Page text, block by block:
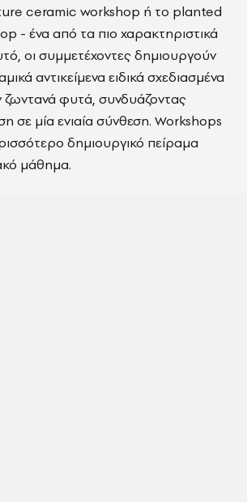
ceramic workshop ή το planted
- ένα από τα πιο χαρακτηριστικά
οι συμμετέχοντες δημιουργούν
αντικείμενα ειδικά σχεδιασμένα
ζωντανά φυτά, συνδυάζοντας
σε μία ενιαία σύνθεση. Workshops
δημιουργικό πείραμα
μάθημα.